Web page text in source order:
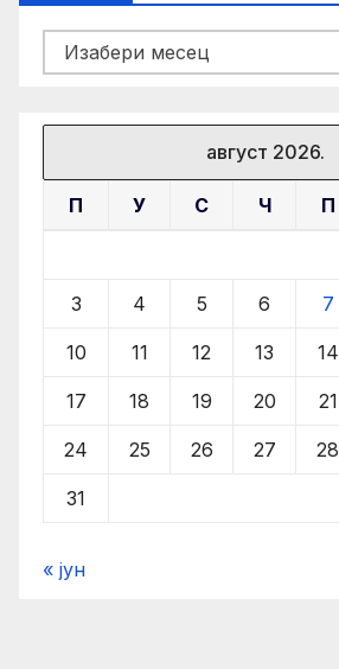
Архиве
август 2026.
П У С Ч П
3 4 5 6 7
10 11 12 13 14
17 18 19 20 21
24 25 26 27 28
31
« јун